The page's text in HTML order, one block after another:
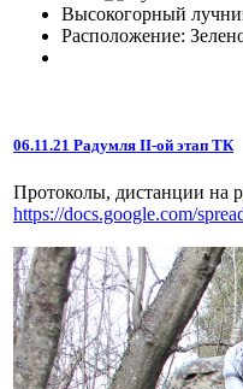
Высокогорный
Расположение:
06.11.21 Радумля II-ой этап ТК
Протоколы, дистанции на
https://docs.google.com/